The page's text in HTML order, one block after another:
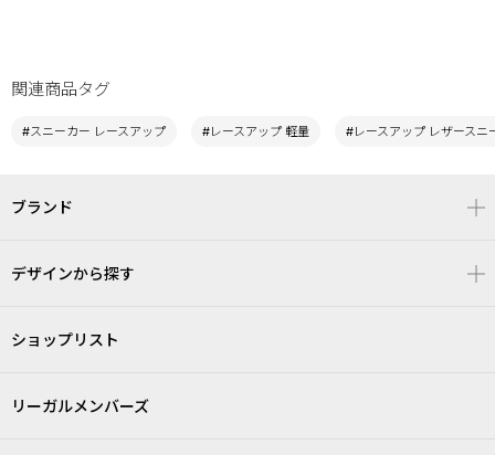
関連商品タグ
#スニーカー レースアップ #レースアップ 軽量 #レースアップ レザースニ
ブランド
デザインから探す
ショップリスト
リーガルメンバーズ